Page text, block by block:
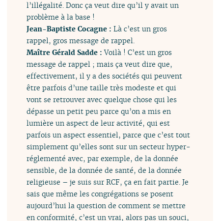
l’illégalité. Donc ça veut dire qu’il y avait un
problème à la base !
Jean-Baptiste Cocagne :Là c’est un gros
rappel, gros message de rappel.
Maître Gérald Sadde :Voilà ! C’est un gros
message de rappel ; mais ça veut dire que,
effectivement, il y a des sociétés qui peuvent
être parfois d’une taille très modeste et qui
vont se retrouver avec quelque chose qui les
dépasse un petit peu parce qu’on a mis en
lumière un aspect de leur activité, qui est
parfois un aspect essentiel, parce que c’est tout
simplement qu’elles sont sur un secteur hyper-
réglementé avec, par exemple, de la donnée
sensible, de la donnée de santé, de la donnée
religieuse – je suis sur RCF, ça en fait partie. Je
sais que même les congrégations se posent
aujourd’hui la question de comment se mettre
en conformité, c’est un vrai, alors pas un souci,